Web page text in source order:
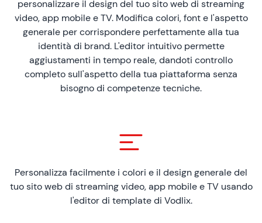
personalizzare il design del tuo sito web di streaming
video, app mobile e TV. Modifica colori, font e l'aspetto
generale per corrispondere perfettamente alla tua
identità di brand. L'editor intuitivo permette
aggiustamenti in tempo reale, dandoti controllo
completo sull'aspetto della tua piattaforma senza
bisogno di competenze tecniche.
Personalizza facilmente i colori e il design generale del
tuo sito web di streaming video, app mobile e TV usando
l'editor di template di Vodlix.